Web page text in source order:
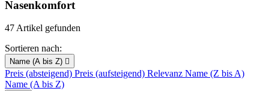
Nasenkomfort
47 Artikel gefunden
Sortieren nach:
Name (A bis Z) 
Preis (absteigend) Preis (aufsteigend) Relevanz Name (Z bis A)
Name (A bis Z)